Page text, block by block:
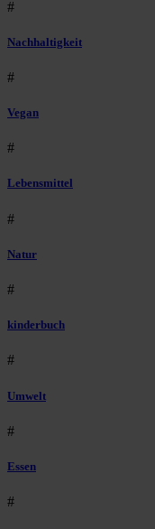
#
Nachhaltigkeit
#
Vegan
#
Lebensmittel
#
Natur
#
kinderbuch
#
Umwelt
#
Essen
#